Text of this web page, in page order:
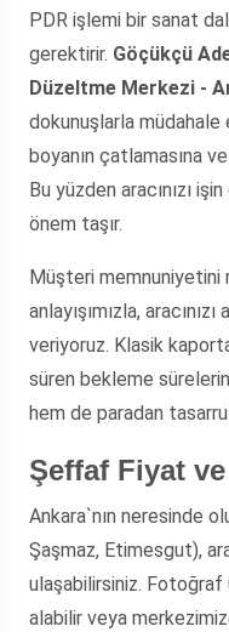
PDR işlemi bir sanat
gerektirir. Göçükçü
Düzeltme Merkezi -
dokunuşlarla müdahale
boyanın çatlamasına
Bu yüzden aracınızı
önem taşır.
Müşteri memnuniyetini
anlayışımızla,
veriyoruz. Klasik
süren bekleme
hem de paradan
Şeffaf Fiyat
Ankara`nın neresinde
Şaşmaz, Etimesgut),
ulaşabilirsiniz. Fotoğraf
alabilir veya